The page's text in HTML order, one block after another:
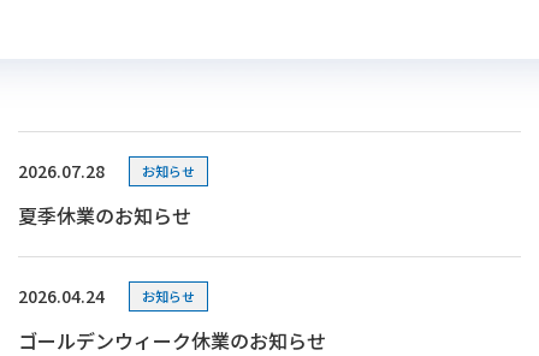
2026.07.28 お知らせ
夏季休業のお知らせ
2026.04.24 お知らせ
ゴールデンウィーク休業のお知らせ